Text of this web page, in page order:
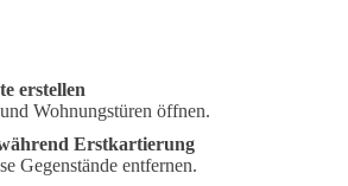
erstellen
Wohnungstüren öffnen.
Erstkartierung
Gegenstände entfernen.